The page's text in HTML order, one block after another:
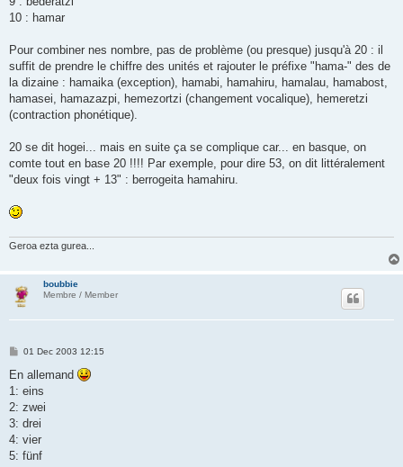
10 : hamar
Pour combiner nes nombre, pas de problème (ou presque) jusqu'à 20 : il
suffit de prendre le chiffre des unités et rajouter le préfixe "hama-" des de
la dizaine : hamaika (exception), hamabi, hamahiru, hamalau, hamabost,
hamasei, hamazazpi, hemezortzi (changement vocalique), hemeretzi
(contraction phonétique).
20 se dit hogei... mais en suite ça se complique car... en basque, on
comte tout en base 20 !!!! Par exemple, pour dire 53, on dit littéralement
"deux fois vingt + 13" : berrogeita hamahiru.
Geroa ezta gurea...
boubbie
Membre / Member
P
s
01 Dec 2003 12:15
En allemand
1: eins
2: zwei
3: drei
4: vier
5: fünf